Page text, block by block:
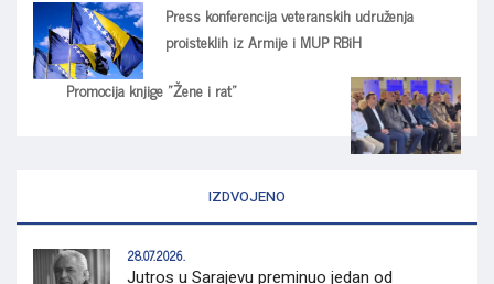
Press konferencija veteranskih udruženja
proisteklih iz Armije i MUP RBiH
Promocija knjige "Žene i rat"
IZDVOJENO
28.07.2026.
Jutros u Sarajevu preminuo jedan od